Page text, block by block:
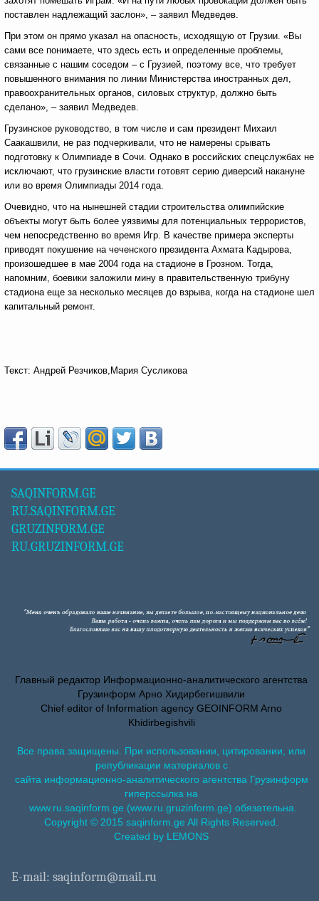
поставлен надлежащий заслон», – заявил Медведев.
При этом он прямо указал на опасность, исходящую от Грузии. «Вы
сами все понимаете, что здесь есть и определенные проблемы,
связанные с нашим соседом – с Грузией, поэтому все, что требует
повышенного внимания по линии Министерства иностранных дел,
правоохранительных органов, силовых структур, должно быть
сделано», – заявил Медведев.
Грузинское руководство, в том числе и сам президент Михаил
Саакашвили, не раз подчеркивали, что не намерены срывать
подготовку к Олимпиаде в Сочи. Однако в российских спецслужбах не
исключают, что грузинские власти готовят серию диверсий накануне
или во время Олимпиады 2014 года.
Очевидно, что на нынешней стадии строительства олимпийские
объекты могут быть более уязвимы для потенциальных террористов,
чем непосредственно во время Игр. В качестве примера эксперты
приводят покушение на чеченского президента Ахмата Кадырова,
произошедшее в мае 2004 года на стадионе в Грозном. Тогда,
напомним, боевики заложили мину в правительственную трибуну
стадиона еще за несколько месяцев до взрыва, когда на стадионе шел
капитальный ремонт.
Текст: Андрей Резчиков,Мария Сусликова
SAQINFORM.GE
RU.SAQINFORM.GE
GRUZINFORM.GE
RU.GRUZINFORM.GE
Главный редактор Информационно-аналитического агентства
Грузинформ Арно Хидирбегишвили
Chief editor of Information agency GEOINFORM Arno
Khidirbegishvili
Все права защищены. При использовании, цитировании, или
републикации материалов с
сайта информационно-аналитического агентства Грузинформ
гиперссылка на
www.ru.saqinform.ge (www.ru.gruzinform.ge) обязательна.
Copyright © 2015 saqinform.ge All Rights Reserved.
Created by LEMONS
E-mail: saqinform@mail.ru